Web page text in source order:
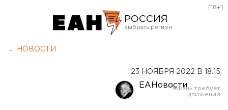
РОССИЯ
Оренбург
[18+]
← НОВОСТИ
23 НОЯБРЯ 2022 В 18:15
ЕАНовости